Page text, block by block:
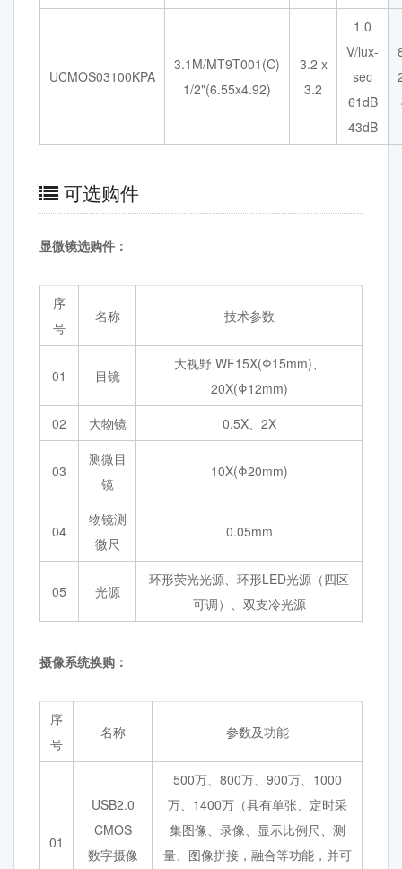
UCMOS03100KPA
3.1M/MT9T001(C)
1/2"(6.55x4.92)
3.2 x
3.2
1.0
V/lux-
sec
61dB
43dB
可选购件
显微镜选购件：
序
号
名称 技术参数
01 目镜
大视野 WF15X(Φ15mm)、
20X(Φ12mm)
02
大物镜 0.5X、2X
03
测微目
镜
10X(Φ20mm)
04
物镜测
微尺
0.05mm
05 光源
环形荧光光源、环形LED光源（四区
可调）、双支冷光源
摄像系统换购：
序
号
名称 参数及功能
01
USB2.0
CMOS
数字摄像
500万、800万、900万、1000
万、1400万（具有单张、定时采
集图像、录像、显示比例尺、测
量、图像拼接，融合等功能，并可